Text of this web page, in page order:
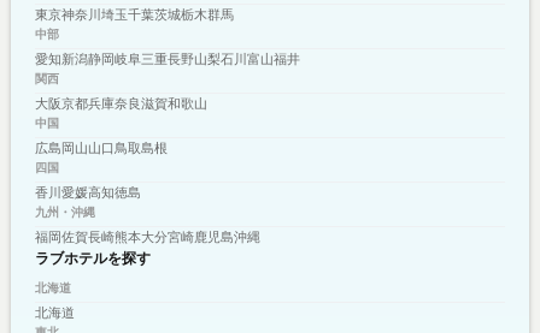
東京神奈川 埼玉千葉茨城栃木群馬
中部
愛知新潟静岡岐阜三重長野山梨石川 富山福井
関西
大阪京都兵庫奈良滋賀和歌山
中国
広島 岡山山口鳥取島根
四国
香川 愛媛高知徳島
九州・沖縄
福岡佐賀長崎熊本大分宮崎鹿児島沖縄
ラブホテルを探す
北海道
北海道